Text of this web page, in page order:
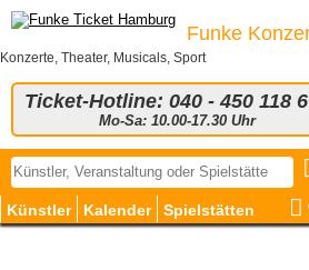
Funke
Konzerte, Theater, Musicals, Sport
Ticket-Hotline: 040 - 450 118
Mo-Sa: 10.00-17.30 Uhr
Künstler Kalender Spielstätten